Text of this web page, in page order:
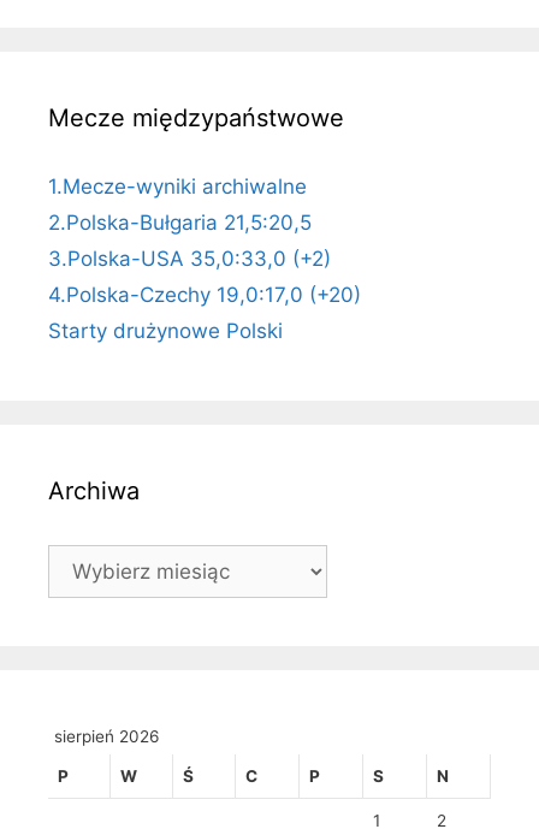
Mecze międzypaństwowe
1.Mecze-wyniki archiwalne
2.Polska-Bułgaria 21,5:20,5
3.Polska-USA 35,0:33,0 (+2)
4.Polska-Czechy 19,0:17,0 (+20)
Starty drużynowe Polski
Archiwa
Archiwa
sierpień 2026
P W Ś C P S N
1 2